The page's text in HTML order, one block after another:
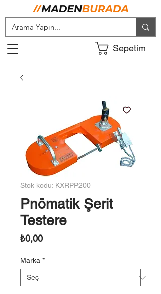
Sepetim
Stok kodu: KXRPP200
Pnömatik Şerit
Testere
₺0,00Fiyat
Marka *